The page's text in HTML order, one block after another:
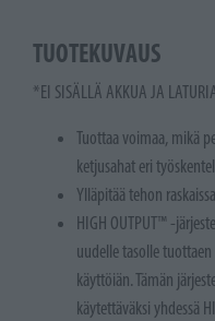
TUOTEKUVAUS
*EI SISÄLLÄ AKKUA JA
Tuottaa voimaa, mikä
ketjusahat eri
Ylläpitää tehon
HIGH OUTPUT™ -
uudelle tasolle
käyttöiän. Tämän
käytettäväksi yhdessä